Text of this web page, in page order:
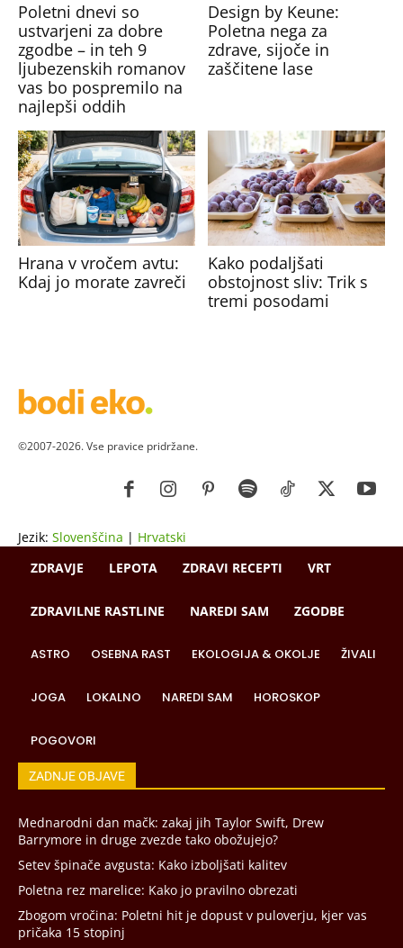
Poletni dnevi so
ustvarjeni za dobre
zgodbe – in teh 9
ljubezenskih romanov
vas bo pospremilo na
najlepši oddih
Design by Keune:
Poletna nega za
zdrave, sijoče in
zaščitene lase
Hrana v vročem avtu:
Kdaj jo morate zavreči
Kako podaljšati
obstojnost sliv: Trik s
tremi posodami
©2007-2026. Vse pravice pridržane.
Jezik: Slovenščina | Hrvatski
ZDRAVJE
LEPOTA ZDRAVI RECEPTI VRT
ZDRAVILNE RASTLINE NAREDI SAM ZGODBE
ASTRO OSEBNA RAST EKOLOGIJA & OKOLJE ŽIVALI
JOGA LOKALNO NAREDI SAM HOROSKOP
POGOVORI
ZADNJE OBJAVE
Mednarodni dan mačk: zakaj jih Taylor Swift, Drew
Barrymore in druge zvezde tako obožujejo?
Setev špinače avgusta: Kako izboljšati kalitev
Poletna rez marelice: Kako jo pravilno obrezati
Zbogom vročina: Poletni hit je dopust v puloverju, kjer vas
pričaka 15 stopinj